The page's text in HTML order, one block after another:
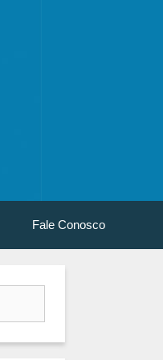
Fale Conosco